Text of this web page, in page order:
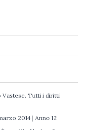
Tutti i diritti
2014 | Anno 12